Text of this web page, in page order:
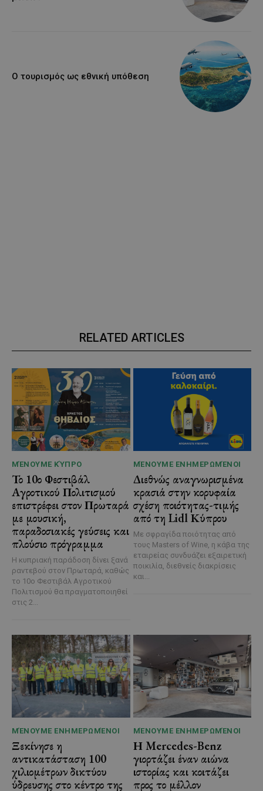
Ο τουρισμός ως εθνική υπόθεση
RELATED ARTICLES
ΜΈΝΟΥΜΕ ΚΎΠΡΟ
Το 10ο Φεστιβάλ
Αγροτικού Πολιτισμού
επιστρέφει στον Πρωταρά
με μουσική,
παραδοσιακές γεύσεις και
πλούσιο πρόγραμμα
Η κυπριακή παράδοση δίνει ξανά
ραντεβού στον Πρωταρά, καθώς
το 10ο Φεστιβάλ Αγροτικού
Πολιτισμού θα πραγματοποιηθεί
στις 2...
ΜΈΝΟΥΜΕ ΕΝΗΜΕΡΩΜΈΝΟΙ
Διεθνώς αναγνωρισμένα
κρασιά στην κορυφαία
σχέση ποιότητας-τιμής
από τη Lidl Κύπρου
Με σφραγίδα ποιότητας από
τους Masters of Wine, η κάβα της
εταιρείας συνδυάζει εξαιρετική
ποικιλία, διεθνείς διακρίσεις
και...
ΜΈΝΟΥΜΕ ΕΝΗΜΕΡΩΜΈΝΟΙ
Ξεκίνησε η
αντικατάσταση 100
χιλιομέτρων δικτύου
ύδρευσης στο κέντρο της
ΜΈΝΟΥΜΕ ΕΝΗΜΕΡΩΜΈΝΟΙ
Η Mercedes-Benz
γιορτάζει έναν αιώνα
ιστορίας και κοιτάζει
προς το μέλλον